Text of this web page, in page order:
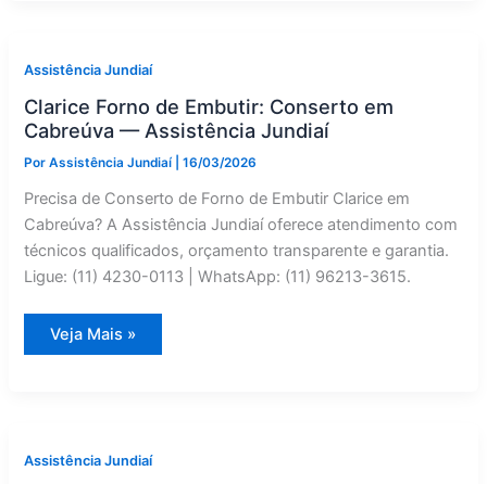
—
Assistência
Jundiaí
Assistência Jundiaí
Clarice Forno de Embutir: Conserto em
Cabreúva — Assistência Jundiaí
PorAssistência Jundiaí |16/03/2026
Precisa de Conserto de Forno de Embutir Clarice em
Cabreúva? A Assistência Jundiaí oferece atendimento com
técnicos qualificados, orçamento transparente e garantia.
Ligue: (11) 4230-0113 | WhatsApp: (11) 96213-3615.
Clarice
Forno
Assistência
Jundiaí
Veja Mais »
Assistência Jundiaí